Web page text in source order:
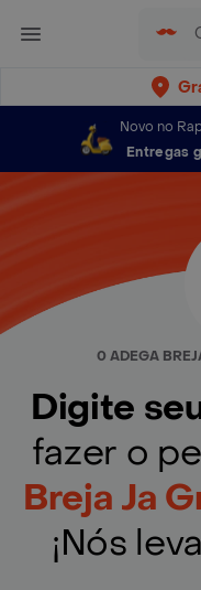
Novo no
Entregas
0 ADEGA
Digite
fazer o
Breja Ja
¡Nós